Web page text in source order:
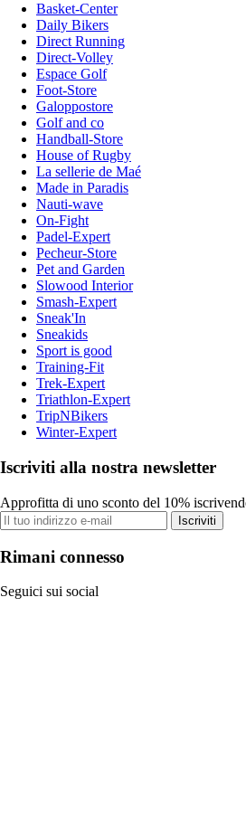
Basket-Center
Daily Bikers
Direct Running
Direct-Volley
Espace Golf
Foot-Store
Galoppostore
Golf and co
Handball-Store
House of Rugby
La sellerie de Maé
Made in Paradis
Nauti-wave
On-Fight
Padel-Expert
Pecheur-Store
Pet and Garden
Slowood Interior
Smash-Expert
Sneak'In
Sneakids
Sport is good
Training-Fit
Trek-Expert
Triathlon-Expert
TripNBikers
Winter-Expert
Iscriviti alla nostra newsletter
Approfitta di uno sconto del 10%
Iscriviti
Rimani connesso
Seguici sui social